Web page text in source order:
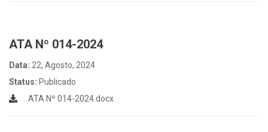
ATA Nº 014-2024
Data: 22, Agosto, 2024
Status: Publicado
ATA Nº 014-2024.docx